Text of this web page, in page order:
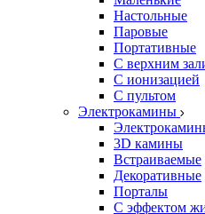
Настольные
Паровые
Портативные
С верхним
С ионизацией
С пультом
Электрокамины
3D камины
Встраиваемые
Декоративные
Порталы
С эффектом